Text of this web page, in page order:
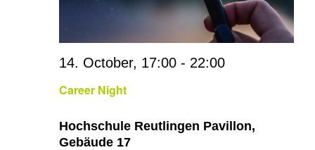
Career Night
14. October, 17:00 - 22:00
Hochschule Reutlingen Pavillon,
Gebäude 17